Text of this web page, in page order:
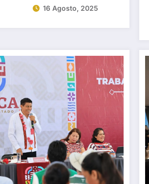
16 Agosto, 2025